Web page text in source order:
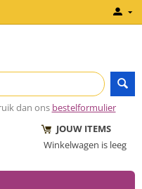
dan ons bestelformulier
JOUW ITEMS
Winkelwagen is leeg